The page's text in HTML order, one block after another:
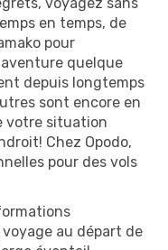
en temps, de
pour
quelque
depuis longtemps
sont encore en
votre situation
Chez Opodo,
pour des vols
au départ de